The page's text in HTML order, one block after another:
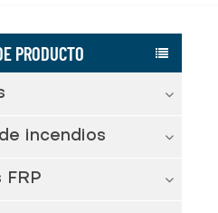
PRODUCTO
incendios
FRP